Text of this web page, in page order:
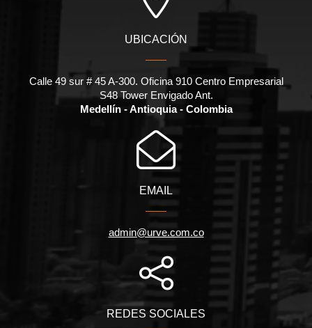
UBICACIÓN
Calle 49 sur # 45 A-300. Oficina 910 Centro Empresarial
S48 Tower Envigado Ant.
Medellín - Antioquia - Colombia
EMAIL
admin@urve.com.co
REDES SOCIALES